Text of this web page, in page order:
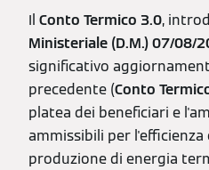
Il Conto Termico 3.0,
Ministeriale (D.M.) 07/08/
significativo
precedente (Conto
platea dei beneficiari e
ammissibili per l'efficienza
produzione di energia